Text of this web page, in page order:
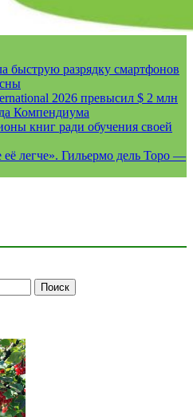
быструю разрядку смартфонов
2026 превысил $ 2 млн
Компендиума
книг ради обучения своей
её легче». Гильермо дель Торо —